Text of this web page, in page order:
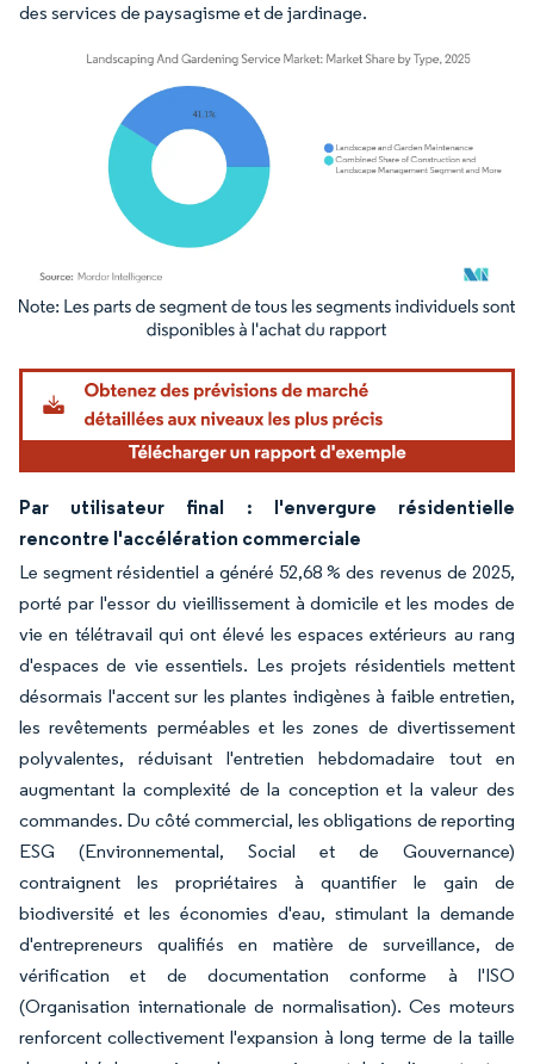
des services de paysagisme et de jardinage.
Image © Mordor Intelligence. La réutilisation nécessite une attribution sous CC BY
Par utilisateur final : l'envergure résidentielle
rencontre l'accélération commerciale
Le segment résidentiel a généré 52,68 % des revenus de 2025,
porté par l'essor du vieillissement à domicile et les modes de
vie en télétravail qui ont élevé les espaces extérieurs au rang
d'espaces de vie essentiels. Les projets résidentiels mettent
désormais l'accent sur les plantes indigènes à faible entretien,
les revêtements perméables et les zones de divertissement
polyvalentes, réduisant l'entretien hebdomadaire tout en
augmentant la complexité de la conception et la valeur des
commandes. Du côté commercial, les obligations de reporting
ESG (Environnemental, Social et de Gouvernance)
contraignent les propriétaires à quantifier le gain de
biodiversité et les économies d'eau, stimulant la demande
d'entrepreneurs qualifiés en matière de surveillance, de
vérification et de documentation conforme à l'ISO
(Organisation internationale de normalisation). Ces moteurs
renforcent collectivement l'expansion à long terme de la taille